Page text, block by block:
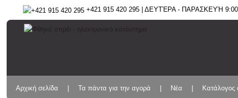
+421 915 420 295 | ΔΕΥΤΈΡΑ - ΠΑΡΑΣΚΕΥΉ 9:00
Αρχική σελίδα Τα πάντα για την αγορά Νέα Κατάλογος